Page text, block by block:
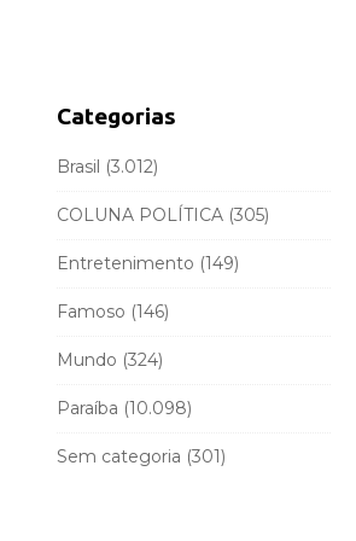
a
f
r
Categorias
Brasil (3.012)
COLUNA POLÍTICA (305)
Entretenimento (149)
Famoso (146)
Mundo (324)
Paraíba (10.098)
Sem categoria (301)